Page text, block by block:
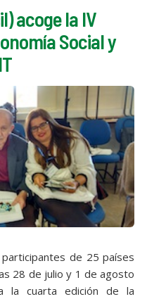
acoge la IV
Social y
de 25 países
28 de julio y 1 de agosto
la cuarta edición de la